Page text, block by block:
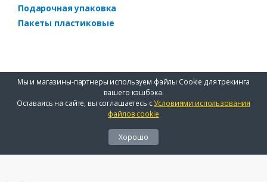
Подарочная упаковка
Пакеты пластиковые
Мы и магазины-партнеры используем файлы Cookie для трекинга
вашего кэшбэка.
Оставаясь на сайте, вы соглашаетесь сУсловиями использования
файлов cookie
Хорошо